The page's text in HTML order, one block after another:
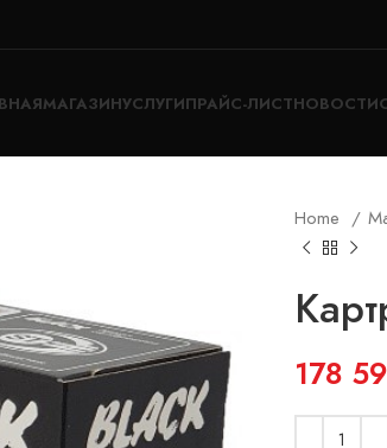
МАГАЗИНУСЛУГИПРАЙС-ЛИСТНОВОСТИ
Home
178